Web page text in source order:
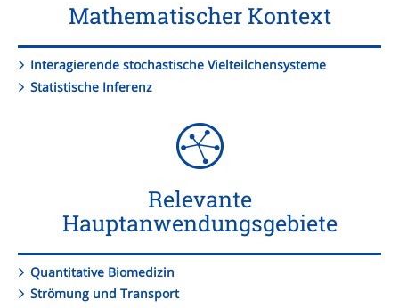
Mathematischer Kontext
Interagierende stochastische Vielteilchensysteme
Statistische Inferenz
Relevante
Hauptanwendungsgebiete
Quantitative Biomedizin
Strömung und Transport